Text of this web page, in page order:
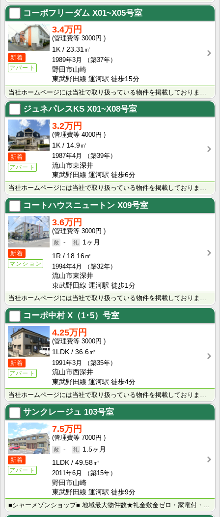
コーポフリーダム X01~X05号室
新着
アパート
3.4万円
3000円
1K
23.31㎡
1989年3月
（築37年）
野田市山崎
東武野田線 運河駅 徒歩15分
ジュネパレスKS X01~X08号室
新着
アパート
3.2万円
4000円
1K
14.9㎡
1987年4月
（築39年）
流山市東深井
東武野田線 運河駅 徒歩6分
当社ホームページには当社で取り扱っている物件を掲載しております。 現在の募集状況に関しては、スタッフ･･･
コートハウスニュートン X09号室
新着
マンション
3.6万円
3000円
-
1ヶ月
1R
18.16㎡
1994年4月
（築32年）
流山市東深井
東武野田線 運河駅 徒歩1分
当社ホームページには当社で取り扱っている物件を掲載しております。 現在の募集状況に関しては、スタッフ･･･
コーポ中村X（1･5）号室
新着
アパート
4.25万円
3000円
1LDK
36.6㎡
1991年3月
（築35年）
流山市西深井
東武野田線 運河駅 徒歩4分
サンクレージュ 103号室
新着
アパート
7.5万円
7000円
-
1.5ヶ月
1LDK
49.58㎡
2011年6月
（築15年）
野田市山崎
東武野田線 運河駅 徒歩9分